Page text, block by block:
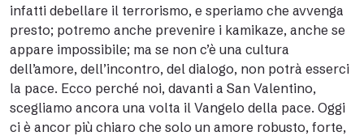
infatti debellare il terrorismo, e speriamo che avvenga
presto; potremo anche prevenire i kamikaze, anche se
appare impossibile; ma se non c’è una cultura
dell’amore, dell’incontro, del dialogo, non potrà esserci
la pace. Ecco perché noi, davanti a San Valentino,
scegliamo ancora una volta il Vangelo della pace. Oggi
ci è ancor più chiaro che solo un amore robusto, forte,